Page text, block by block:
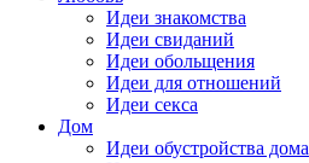
Идеи знакомства
Идеи свиданий
Идеи обольщения
Идеи для отношений
Идеи секса
Дом
Идеи обустройства дома